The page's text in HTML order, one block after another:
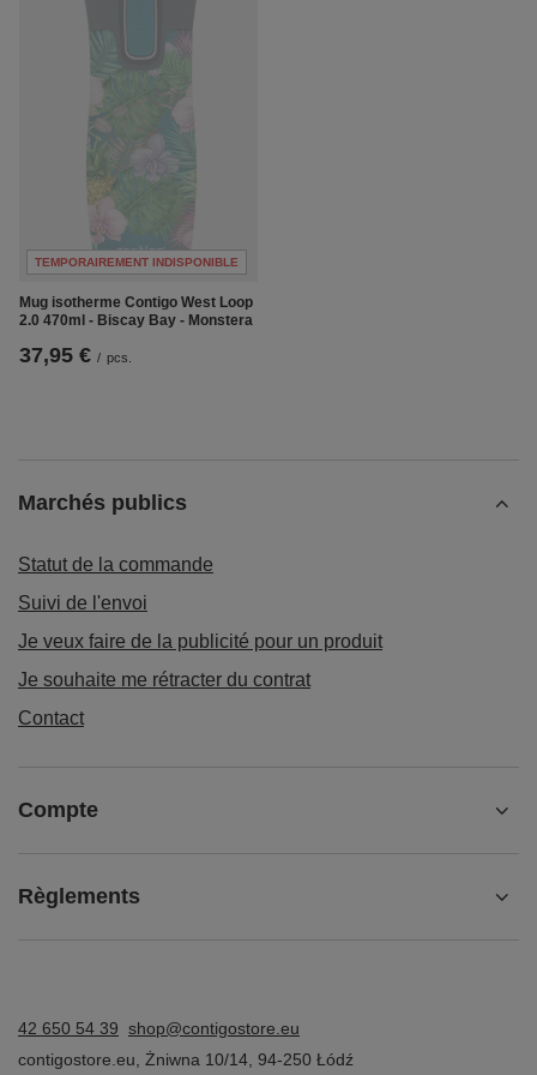
TEMPORAIREMENT INDISPONIBLE
Mug isotherme Contigo West Loop
2.0 470ml - Biscay Bay - Monstera
37,95 € / pcs.
Marchés publics
Statut de la commande
Suivi de l'envoi
Je veux faire de la publicité pour un produit
Je souhaite me rétracter du contrat
Contact
Compte
Règlements
42 650 54 39 shop@contigostore.eu
contigostore.eu
Żniwna 10/14 94-250 Łódź